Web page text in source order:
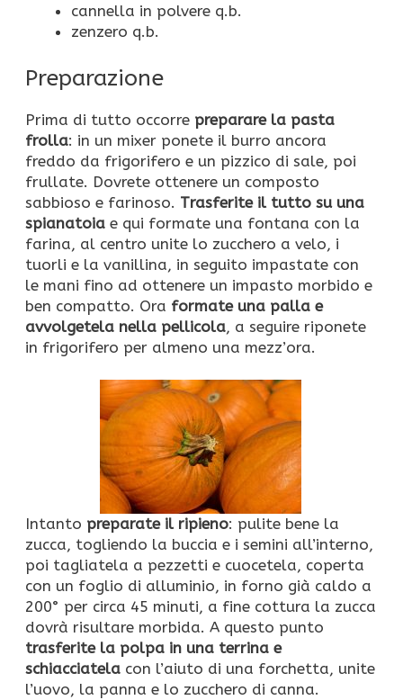
cannella in polvere q.b.
zenzero q.b.
Preparazione
Prima di tutto occorre preparare la pasta
frolla: in un mixer ponete il burro ancora
freddo da frigorifero e un pizzico di sale, poi
frullate. Dovrete ottenere un composto
sabbioso e farinoso. Trasferite il tutto su una
spianatoia e qui formate una fontana con la
farina, al centro unite lo zucchero a velo, i
tuorli e la vanillina, in seguito impastate con
le mani fino ad ottenere un impasto morbido e
ben compatto. Ora formate una palla e
avvolgetela nella pellicola, a seguire riponete
in frigorifero per almeno una mezz’ora.
Intanto preparate il ripieno: pulite bene la
zucca, togliendo la buccia e i semini all’interno,
poi tagliatela a pezzetti e cuocetela, coperta
con un foglio di alluminio, in forno già caldo a
200° per circa 45 minuti, a fine cottura la zucca
dovrà risultare morbida. A questo punto
trasferite la polpa in una terrina e
schiacciatela con l’aiuto di una forchetta, unite
l’uovo, la panna e lo zucchero di canna.